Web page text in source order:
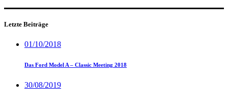
Letzte Beiträge
01/10/2018
Das Ford Model A – Classic Meeting 2018
30/08/2019